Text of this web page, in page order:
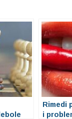
Rimedi
i